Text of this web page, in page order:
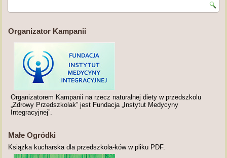
Organizator Kampanii
Organizatorem Kampanii na rzecz naturalnej diety w przedszkolu
„Zdrowy Przedszkolak” jest Fundacja „Instytut Medycyny
Integracyjnej”.
Małe Ogródki
Książka kucharska dla przedszkola-ków w pliku PDF.